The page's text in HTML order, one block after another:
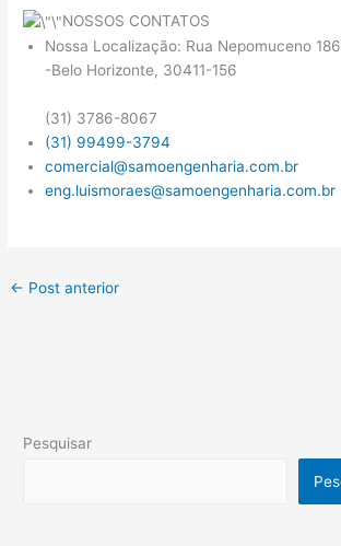
NOSSOS CONTATOS
Nossa Localização: Rua Nepomuceno
-Belo Horizonte, 30411-156
(31) 3786-8067
(31) 99499-3794
comercial@samoengenharia.com.br
eng.luismoraes@samoengenharia.com.br
← Post anterior
Pesquisar